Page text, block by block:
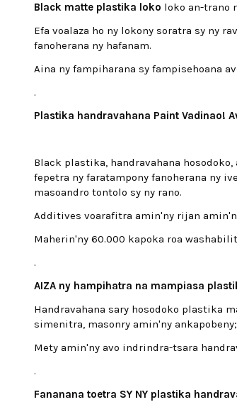
Black matte plastika loko loko an-trano
Efa voalaza ho ny lokony soratra sy ny
fanoherana ny hafanam.
Aina ny fampiharana sy fampisehoana
.
Plastika handravahana Paint Vadinao!
Black plastika, handravahana
fepetra ny faratampony fanoherana ny
masoandro tontolo sy ny rano.
Additives voarafitra amin'ny rijan
Maherin'ny 60.000 kapoka roa
.
AIZA ny hampihatra na mampiasa
Handravahana sary hosodoko plastika
simenitra, masonry amin'ny ankapobeny;
Mety amin'ny avo indrindra-tsara
.
Fananana toetra SY NY plastika